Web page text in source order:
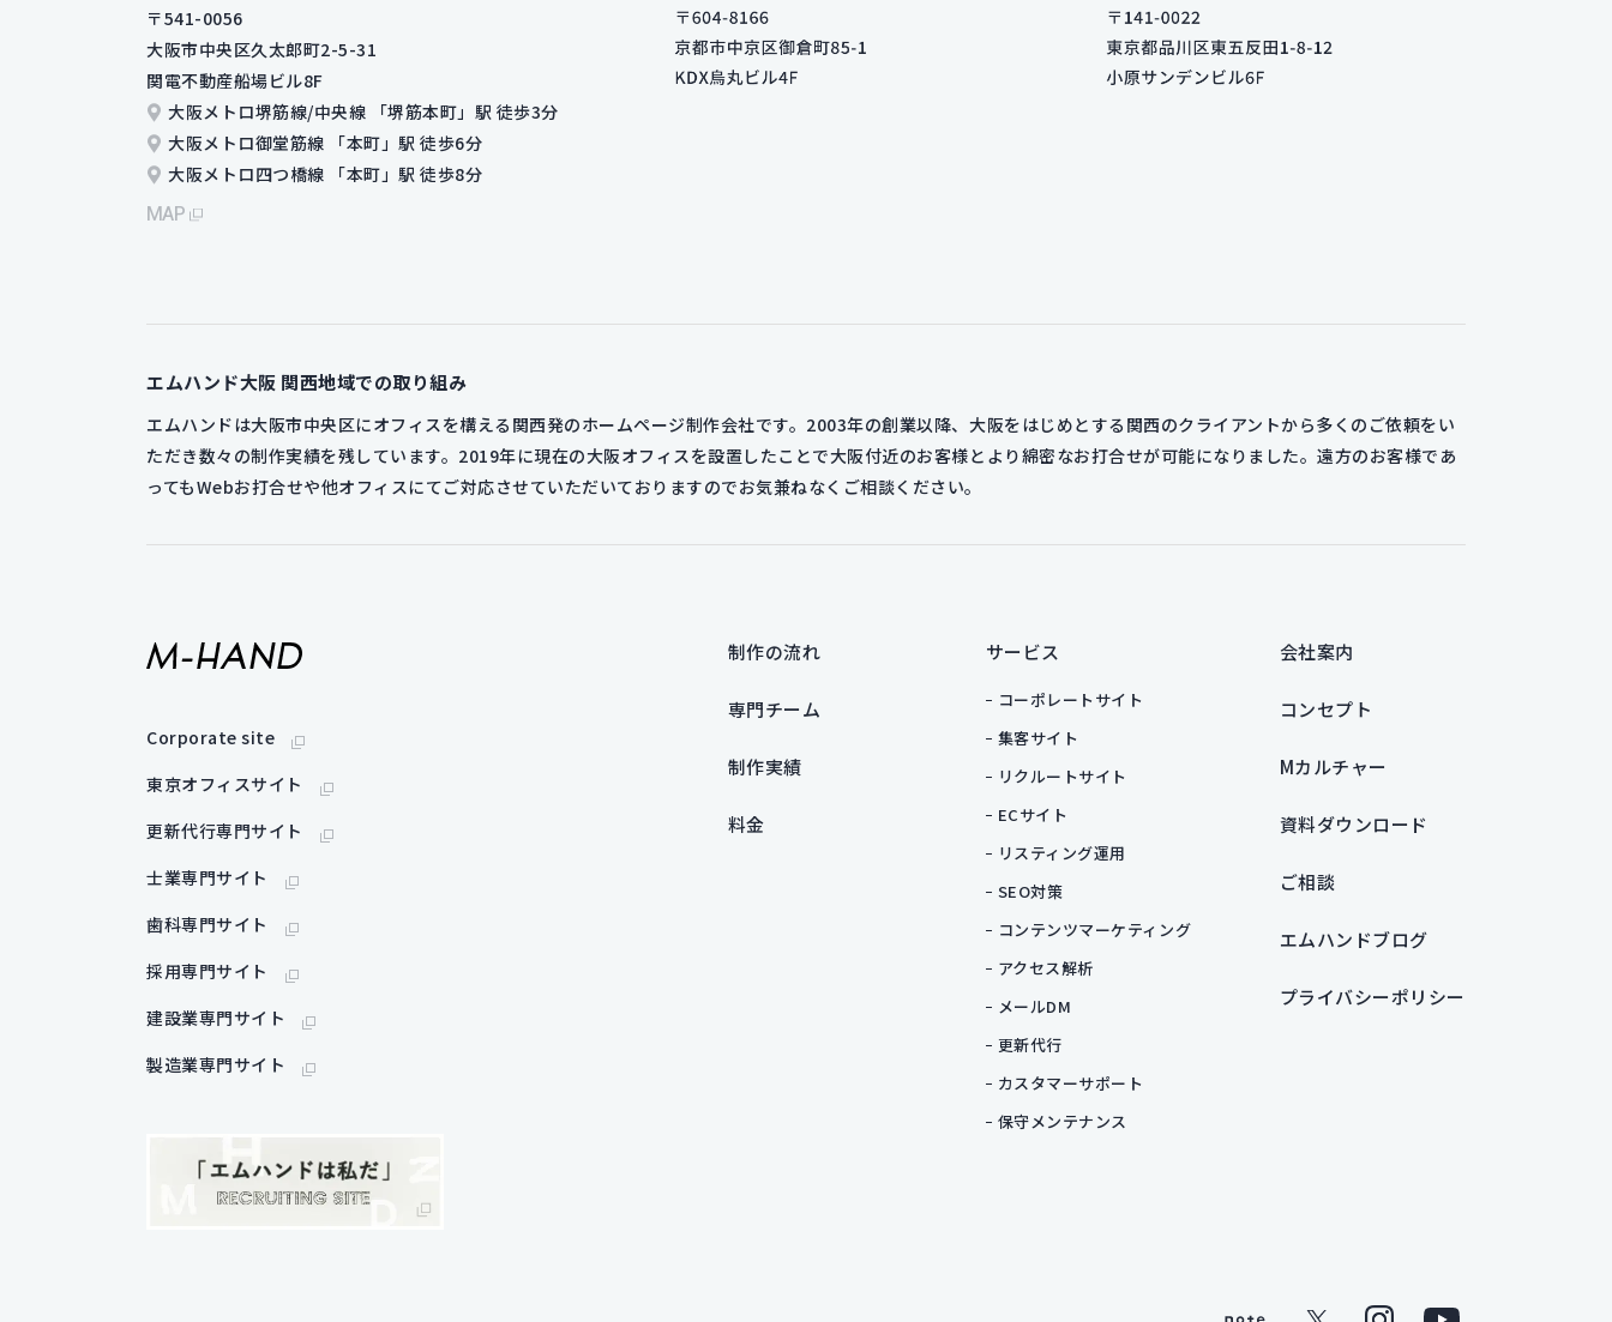
〒541-0056
大阪市中央区久太郎町2-5-31
関電不動産船場ビル8F
大阪メトロ堺筋線/中央線 「堺筋本町」駅 徒歩3分
大阪メトロ御堂筋線 「本町」駅 徒歩6分
大阪メトロ四つ橋線 「本町」駅 徒歩8分
MAP
エムハンド大阪 関西地域での取り組み
エムハンドは大阪市中央区にオフィスを構える関西発のホームページ制作会社です。2003年の創業以降、大阪をはじめとする関西のクライアントから多くのご依頼をい
ただき数々の制作実績を残しています。2019年に現在の大阪オフィスを設置したことで大阪付近のお客様とより綿密なお打合せが可能になりました。遠方のお客様であ
ってもWebお打合せや他オフィスにてご対応させていただいておりますのでお気兼ねなくご相談ください。
制作の流れ
専門チーム
制作実績
料金
サービス
コーポレートサイト
集客サイト
リクルートサイト
ECサイト
リスティング運用
SEO対策
コンテンツマーケティング
アクセス解析
メールDM
更新代行
カスタマーサポート
保守メンテナンス
会社案内
コンセプト
Mカルチャー
資料ダウンロード
ご相談
エムハンドブログ
プライバシーポリシー
Corporate site
東京オフィスサイト
更新代行専門サイト
士業専門サイト
歯科専門サイト
採用専門サイト
建設業専門サイト
製造業専門サイト